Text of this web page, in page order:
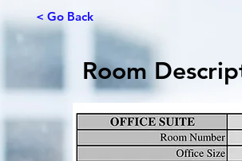
< Go Back
Room